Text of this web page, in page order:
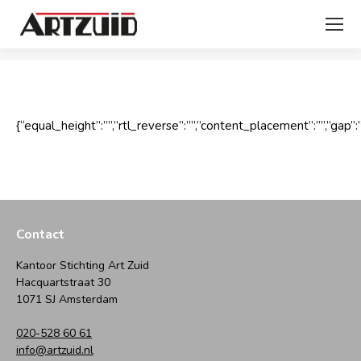
Contact
Kantoor Stichting Art Zuid
Hacquartstraat 30
1071 SJ Amsterdam
020-528 60 61
info@artzuid.nl